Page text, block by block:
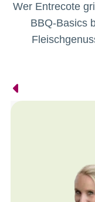
Wer Entrecote
BBQ-Basics